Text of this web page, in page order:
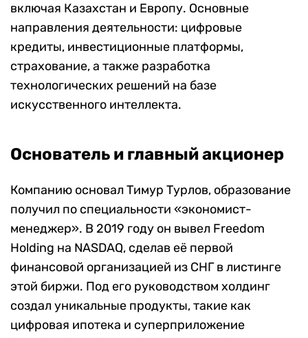
включая Казахстан и Европу. Основные
направления деятельности: цифровые
кредиты, инвестиционные платформы,
страхование, а также разработка
технологических решений на базе
искусственного интеллекта.
Основатель и главный акционер
Компанию основал Тимур Турлов, образование
получил по специальности «экономист-
менеджер». В 2019 году он вывел Freedom
Holding на NASDAQ, сделав её первой
финансовой организацией из СНГ в листинге
этой биржи. Под его руководством холдинг
создал уникальные продукты, такие как
цифровая ипотека и суперприложение